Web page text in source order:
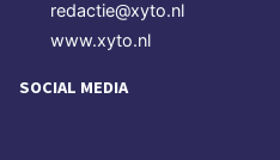
redactie@xyto.nl
www.xyto.nl
SOCIAL MEDIA